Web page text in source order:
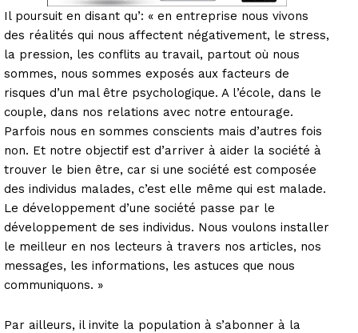
Il poursuit en disant qu’: « en entreprise nous vivons
des réalités qui nous affectent négativement, le stress,
la pression, les conflits au travail, partout où nous
sommes, nous sommes exposés aux facteurs de
risques d’un mal être psychologique. A l’école, dans le
couple, dans nos relations avec notre entourage.
Parfois nous en sommes conscients mais d’autres fois
non. Et notre objectif est d’arriver à aider la société à
trouver le bien être, car si une société est composée
des individus malades, c’est elle même qui est malade.
Le développement d’une société passe par le
développement de ses individus. Nous voulons installer
le meilleur en nos lecteurs à travers nos articles, nos
messages, les informations, les astuces que nous
communiquons. »
Par ailleurs, il invite la population à s’abonner à la